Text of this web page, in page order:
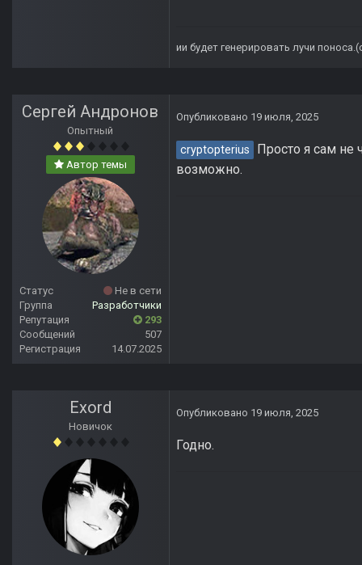
ии будет генерировать лучи
Сергей Андронов
Опытный
Автор темы
Статус
Не в сети
Группа
Разработчики
Репутация
293
Сообщений
507
Регистрация
14.07.2025
Опубликовано 19 июля, 2025
cryptopterius
Просто я сам не
возможно.
Exord
Новичок
Опубликовано 19 июля, 2025
Годно.